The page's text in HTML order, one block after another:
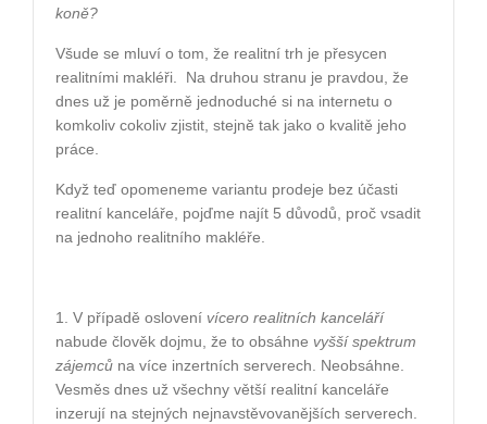
koně?
Všude se mluví o tom, že realitní trh je přesycen
realitními makléři.
Na druhou stranu je pravdou, že
dnes už je poměrně jednoduché si na internetu o
komkoliv cokoliv zjistit, stejně tak jako o kvalitě jeho
práce.
Když teď opomeneme variantu prodeje bez účasti
realitní kanceláře, pojďme najít 5 důvodů, proč vsadit
na jednoho realitního makléře.
1. V případě oslovení vícero realitních kanceláří
nabude člověk dojmu, že to obsáhne vyšší spektrum
zájemců na více inzertních serverech. Neobsáhne.
Vesměs dnes už všechny větší realitní kanceláře
inzerují na stejných nejnavstěvovanějších serverech.